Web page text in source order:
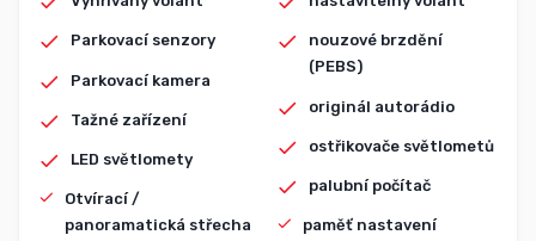
Parkovací senzory
Parkovací kamera
Tažné zařízení
LED světlomety
Otvírací /
panoramatická střecha
nouzové brzdění
(PEBS)
originál autorádio
ostřikovače světlometů
palubní počítač
paměť nastavení